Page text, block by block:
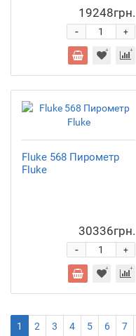
19248грн.
+
-
Fluke 568 Пирометр
Fluke
30336грн.
+
-
1 2 3 4 5 6 7